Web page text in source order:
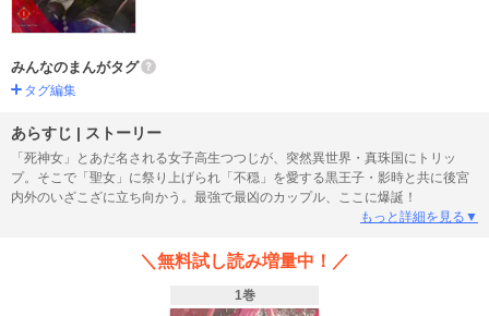
みんなのまんがタグ
タグ編集
あらすじ | ストーリー
「死神女」とあだ名される女子高生つつじが、突然異世界・真珠国にトリッ
プ。そこで「聖女」に祭り上げられ「不穏」を愛する黒王子・影時と共に後宮
内外のいざこざに立ち向かう。最強で最凶のカップル、ここに爆誕！
もっと詳細を見る▼
＼無料試し読み増量中！／
1巻